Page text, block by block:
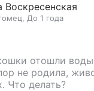
Воскресенская
До 1 года
отошли
не родила,
Что делать?